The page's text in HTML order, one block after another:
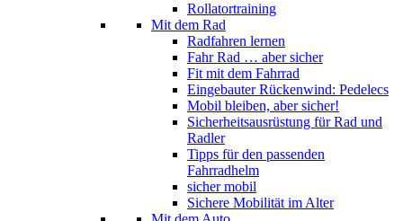
Rollatortraining
Mit dem Rad
Radfahren lernen
Fahr Rad … aber sicher
Fit mit dem Fahrrad
Eingebauter Rückenwind: Pedelecs
Mobil bleiben, aber sicher!
Sicherheitsausrüstung für Rad und
Radler
Tipps für den passenden
Fahrradhelm
sicher mobil
Sichere Mobilität im Alter